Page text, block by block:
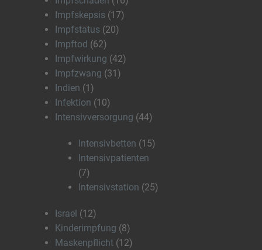
Impfskepsis (17)
Impfstatus (20)
Impftod (62)
Impfwirkung (42)
Impfzwang (31)
Indien (1)
Infektion (10)
Intensivversorgung (44)
Intensivbetten (15)
Intensivpatienten
(7)
Intensivstation (25)
Israel (12)
Kinderimpfung (8)
Maskenpflicht (12)